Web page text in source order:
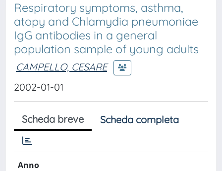
Respiratory symptoms, asthma,
atopy and Chlamydia pneumoniae
IgG antibodies in a general
population sample of young adults
CAMPELLO, CESARE
2002-01-01
Scheda breve Scheda completa
Anno